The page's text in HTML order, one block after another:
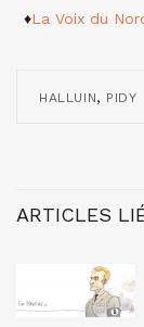
♦La Voix du
HALLUIN, PIDY
ARTICLES